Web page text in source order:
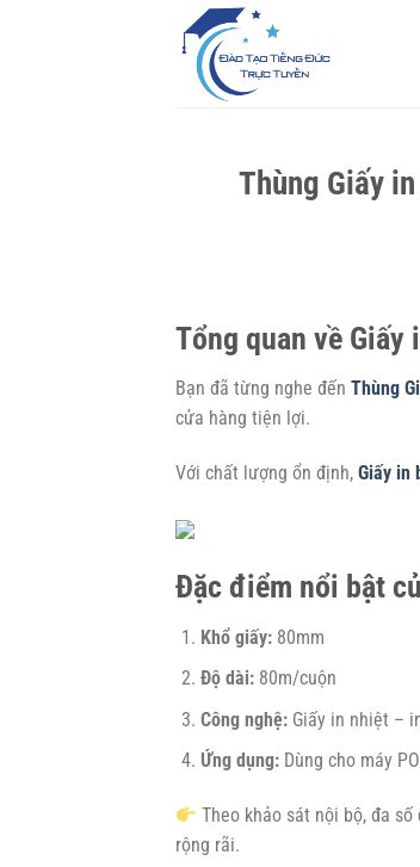
Thùng Giấy
Tổng quan về Giấy
Bạn đã từng nghe đến Thùng
cửa hàng tiện lợi.
Với chất lượng ổn định, Giấy in
Đặc điểm nổi bật
Khổ giấy:80mm
Độ dài:80m/cuộn
Công nghệ:Giấy in nhiệt –
Ứng dụng:Dùng cho máy
Theo khảo sát nội bộ, đa
rộng rãi.